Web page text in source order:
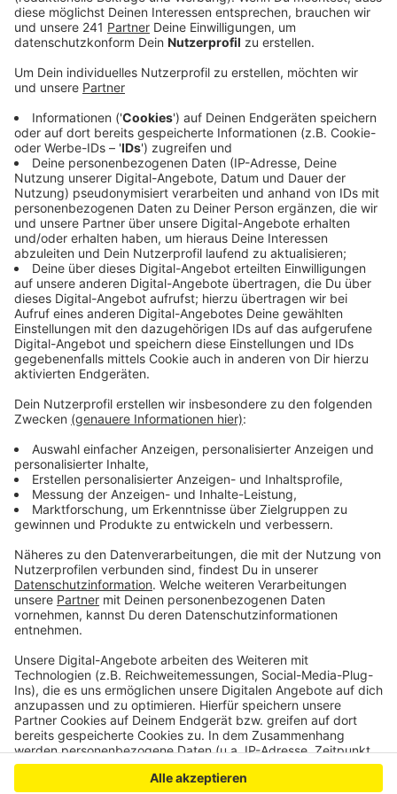
Anzeige
Anzeige
Sozialwohnungsbau im Oberbergischen müssen
niedriger werden.
Es gibt immer mehr Menschen ohne Wohnung auch bei
uns im Bergischen. Am Mittwoch ist Tag der
Wohnungslosen - das nehmen auch die Wohnhilfen
Oberberg zum Anlass für verschiedene Aktionen in der
Gummersbacher Fußgängerzone, um ein Zeichen zu
setzen. Unter anderem können sich am Vormittag
Interessierte und Betroffene austauschen und ins
Gespräch kommen.
Im Oberbergischen waren im letzten Jahr 1400
Menschen ohne Wohnung, im Rheinisch-Bergischen
1860. Das zeigen die Zahlen des
Wohnungsnotfallberichts NRW. In Oberberg haben sich
die Zahlen in den letzten 5 Jahren mehr als
verdreifacht. Grund für den Anstieg ist aber auch, dass
immer mehr geflüchtete Menschen im Bergischen
untergebracht werden müssen.
Anzeige
Anzeige